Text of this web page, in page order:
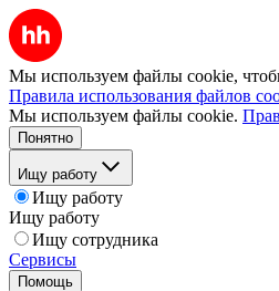
Мы используем файлы cookie,
Правила использования файлов
Мы используем файлы cookie.
Понятно
Ищу работу
Ищу работу
Ищу работу
Ищу сотрудника
Сервисы
Помощь